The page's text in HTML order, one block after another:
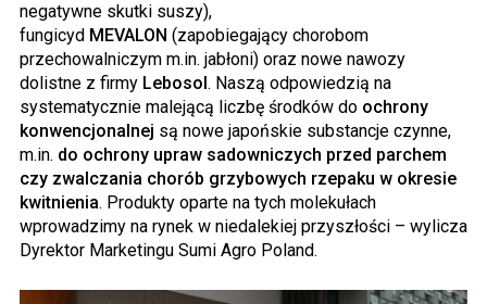
negatywne skutki suszy),
fungicyd MEVALON (zapobiegający chorobom
przechowalniczym m.in. jabłoni) oraz nowe nawozy
dolistne z firmy Lebosol . Naszą odpowiedzią na
systematycznie malejącą liczbę środków do ochrony
konwencjonalnej są nowe japońskie substancje czynne,
m.in. do ochrony upraw sadowniczych przed parchem
czy zwalczania chorób grzybowych rzepaku w okresie
kwitnienia. Produkty oparte na tych molekułach
wprowadzimy na rynek w niedalekiej przyszłości – wylicza
Dyrektor Marketingu Sumi Agro Poland.